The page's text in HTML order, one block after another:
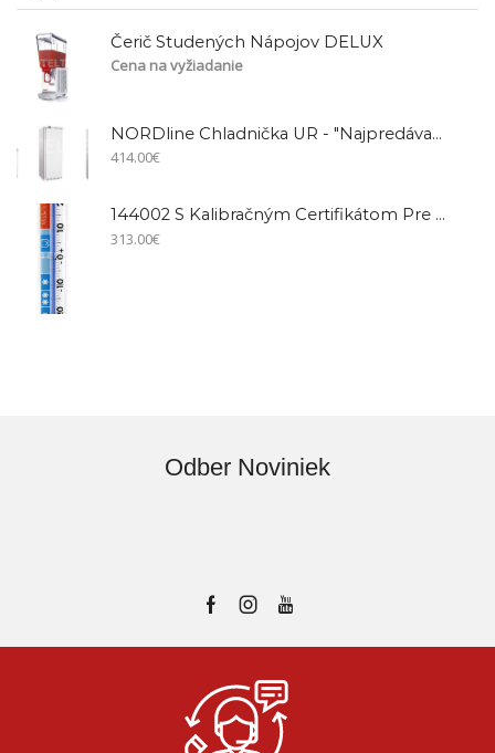
Čerič Studených Nápojov DELUX
Cena na vyžiadanie
NORDline Chladnička UR - "najpredávanejší Model"
414.00€
144002 S Kalibračným Certifikátom Pre Mrazničku
313.00€
Odber Noviniek